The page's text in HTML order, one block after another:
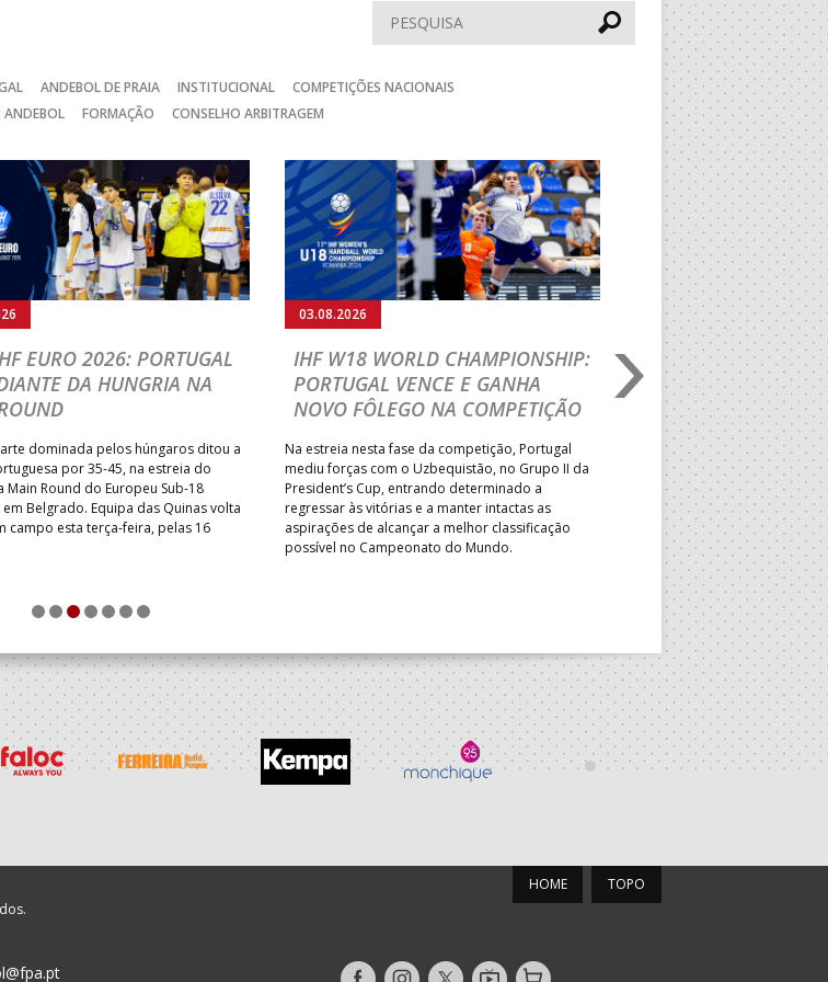
Pesquisar
ANDEBOL DE PRAIA INSTITUCIONAL
COMPETIÇÕES NACIONAIS
ANDEBOL FORMAÇÃO CONSELHO ARBITRAGEM
EURO 2026: PORTUGAL
DA HUNGRIA NA
dominada pelos húngaros ditou a
por 35-45, na estreia do
Main Round do Europeu Sub-18
em Belgrado. Equipa das Quinas volta
campo esta terça-feira, pelas 16
03.08.2026
IHF W18 WORLD CHAMPIONSHIP:
PORTUGAL VENCE E GANHA
NOVO FÔLEGO NA COMPETIÇÃO
Na estreia nesta fase da competição, Portugal
mediu forças com o Uzbequistão, no Grupo II da
President’s Cup, entrando determinado a
regressar às vitórias e a manter intactas as
aspirações de alcançar a melhor classificação
possível no Campeonato do Mundo.
02.08.2026
FASE FINAL DE
PRAIA: EFE – OS
EM DOSE DUPLA E
EQUIPAS
PBHT 2027
Formação de Espinho
nacionais de sub-16 e sub-18
Associação Desportiva OSN e
triunfaram nos quadros
da Paz, AFC/Alvineri BH, AD
FC – AP asseguraram o
participar no Portugal Beach
Seguinte
1 2 3 4 5 6 7
TOPO
HOME
Siga- Siga- Siga- AndebolTV
Loja